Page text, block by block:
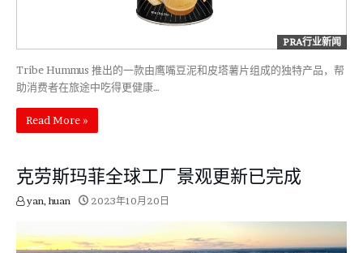
PRA行业新闻
Tribe Hummus 推出的一款由鹰嘴豆泥和皮塔薯片组成的独特产品，帮
助消费者在旅途中吃得更健康…
Read More »
克劳斯玛菲全球工厂景观更新已完成
yan, huan 2023年10月20日